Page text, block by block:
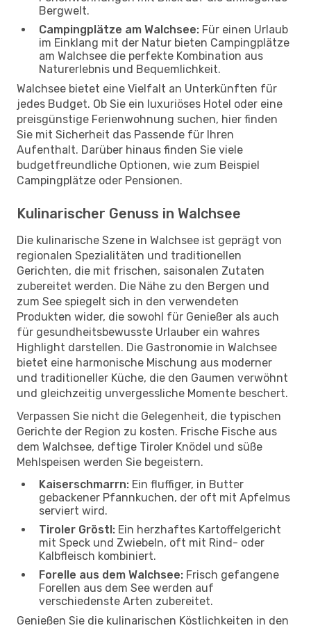
Bergwelt.
Campingplätze am Walchsee: Für einen Urlaub
im Einklang mit der Natur bieten Campingplätze
am Walchsee die perfekte Kombination aus
Naturerlebnis und Bequemlichkeit.
Walchsee bietet eine Vielfalt an Unterkünften für
jedes Budget. Ob Sie ein luxuriöses Hotel oder eine
preisgünstige Ferienwohnung suchen, hier finden
Sie mit Sicherheit das Passende für Ihren
Aufenthalt. Darüber hinaus finden Sie viele
budgetfreundliche Optionen, wie zum Beispiel
Campingplätze oder Pensionen.
Kulinarischer Genuss in Walchsee
Die kulinarische Szene in Walchsee ist geprägt von
regionalen Spezialitäten und traditionellen
Gerichten, die mit frischen, saisonalen Zutaten
zubereitet werden. Die Nähe zu den Bergen und
zum See spiegelt sich in den verwendeten
Produkten wider, die sowohl für Genießer als auch
für gesundheitsbewusste Urlauber ein wahres
Highlight darstellen. Die Gastronomie in Walchsee
bietet eine harmonische Mischung aus moderner
und traditioneller Küche, die den Gaumen verwöhnt
und gleichzeitig unvergessliche Momente beschert.
Verpassen Sie nicht die Gelegenheit, die typischen
Gerichte der Region zu kosten. Frische Fische aus
dem Walchsee, deftige Tiroler Knödel und süße
Mehlspeisen werden Sie begeistern.
Kaiserschmarrn: Ein fluffiger, in Butter
gebackener Pfannkuchen, der oft mit Apfelmus
serviert wird.
Tiroler Gröstl: Ein herzhaftes Kartoffelgericht
mit Speck und Zwiebeln, oft mit Rind- oder
Kalbfleisch kombiniert.
Forelle aus dem Walchsee: Frisch gefangene
Forellen aus dem See werden auf
verschiedenste Arten zubereitet.
Genießen Sie die kulinarischen Köstlichkeiten in den